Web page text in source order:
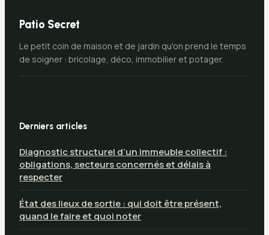
Patio Secret
Le petit coin de maison et de jardin qu'on prend le temps
de soigner : bricolage, déco, immobilier et potager.
Derniers articles
Diagnostic structurel d’un immeuble collectif :
obligations, secteurs concernés et délais à
respecter
État des lieux de sortie : qui doit être présent,
quand le faire et quoi noter